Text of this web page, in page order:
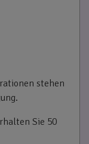
stehen
Sie 50